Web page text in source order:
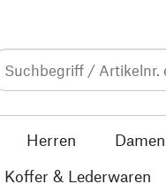
Herren Damen
Koffer & Lederwaren